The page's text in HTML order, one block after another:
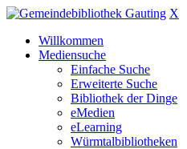
X
Willkommen
Mediensuche
Einfache Suche
Erweiterte Suche
Bibliothek der Dinge
eMedien
eLearning
Würmtalbibliotheken